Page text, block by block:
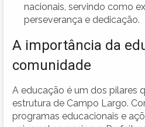
nacionais, servindo como
perseverança e dedicação.
A importância da
comunidade
A educação é um dos pilares
estrutura de Campo Largo.
programas educacionais e